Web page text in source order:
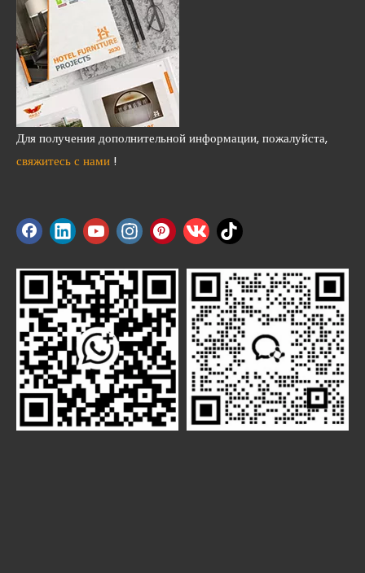
Для получения дополнительной информации, пожалуйста,
свяжитесь с нами !